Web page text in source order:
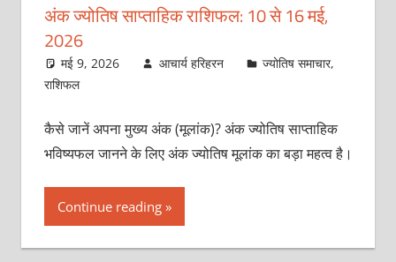
अंक ज्योतिष साप्ताहिक राशिफल: 10 से 16 मई,
2026
मई 9, 2026 आचार्य हरिहरन ज्योतिष समाचार,
राशिफल
कैसे जानें अपना मुख्य अंक (मूलांक)? अंक ज्योतिष साप्ताहिक
भविष्यफल जानने के लिए अंक ज्योतिष मूलांक का बड़ा महत्व है।
Continue reading